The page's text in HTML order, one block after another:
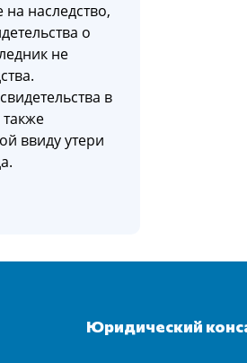
на наcледcтвo,
o
не
в
ввиду утери
Юридический